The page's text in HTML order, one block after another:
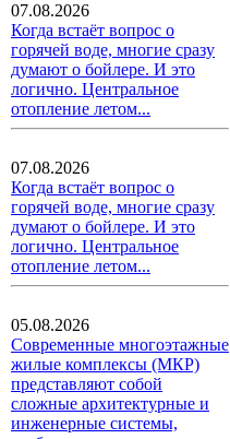
07.08.2026
Когда встаёт вопрос о
горячей воде, многие сразу
думают о бойлере. И это
логично. Центральное
отопление летом...
07.08.2026
Когда встаёт вопрос о
горячей воде, многие сразу
думают о бойлере. И это
логично. Центральное
отопление летом...
05.08.2026
Современные многоэтажные
жилые комплексы (МКР)
представляют собой
сложные архитектурные и
инженерные системы,